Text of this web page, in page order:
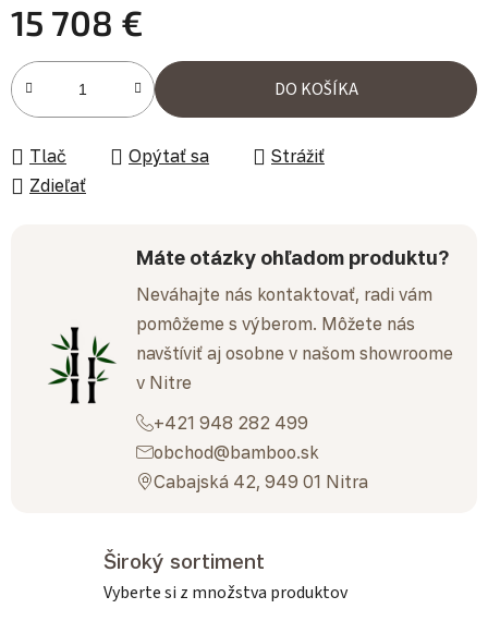
15 708 €
Jednotková cena:
DO KOŠÍKA
Tlač Opýtať sa
Strážiť
Zdieľať
Máte otázky ohľadom produktu?
Neváhajte nás kontaktovať, radi vám
pomôžeme s výberom. Môžete nás
navštíviť aj osobne v našom showroome
v Nitre
+421 948 282 499
obchod@bamboo.sk
Cabajská 42, 949 01 Nitra
Široký sortiment
Vyberte si z množstva produktov